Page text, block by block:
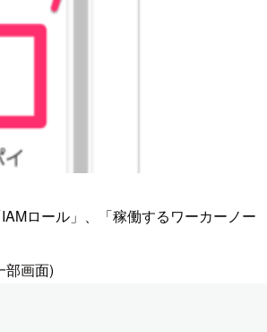
IAMロール」、「稼働するワーカーノー
部画面)